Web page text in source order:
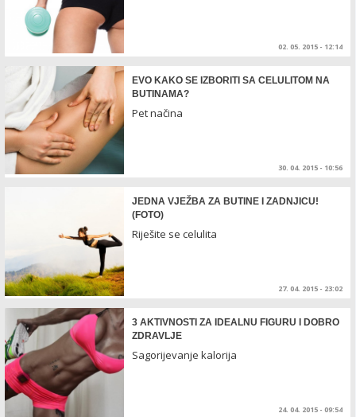
02. 05. 2015 - 12:14
EVO KAKO SE IZBORITI SA CELULITOM NA
BUTINAMA?
Pet načina
30. 04. 2015 - 10:56
JEDNA VJEŽBA ZA BUTINE I ZADNJICU!
(FOTO)
Riješite se celulita
27. 04. 2015 - 23:02
3 AKTIVNOSTI ZA IDEALNU FIGURU I DOBRO
ZDRAVLJE
Sagorijevanje kalorija
24. 04. 2015 - 09:54